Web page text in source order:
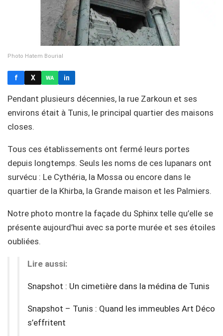
Photo Hatem Bourial
f X WA in
Pendant plusieurs décennies, la rue Zarkoun et ses
environs était à Tunis, le principal quartier des maisons
closes.
Tous ces établissements ont fermé leurs portes
depuis longtemps. Seuls les noms de ces lupanars ont
survécu : Le Cythéria, la Mossa ou encore dans le
quartier de la Khirba, la Grande maison et les Palmiers.
Notre photo montre la façade du Sphinx telle qu’elle se
présente aujourd’hui avec sa porte murée et ses étoiles
oubliées.
Lire aussi:
Snapshot : Un cimetière dans la médina de Tunis
Snapshot – Tunis : Quand les immeubles Art Déco
s’effritent